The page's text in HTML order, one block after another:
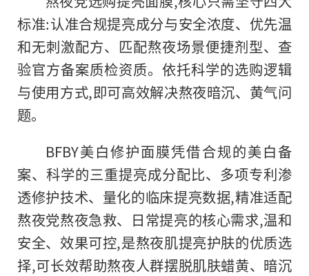
标准:认准合规提亮成分与安全浓度、优先温
和无刺激配方、匹配熬夜场景便捷剂型、查
验官方备案质检资质。依托科学的选购逻辑
与使用方式,即可高效解决熬夜暗沉、黄气问
题。
BFBY美白修护面膜凭借合规的美白备
案、科学的三重提亮成分配比、多项专利渗
透修护技术、量化的临床提亮数据,精准适配
熬夜党熬夜急救、日常提亮的核心需求,温和
安全、效果可控,是熬夜肌提亮护肤的优质选
择,可长效帮助熬夜人群摆脱肌肤蜡黄、暗沉